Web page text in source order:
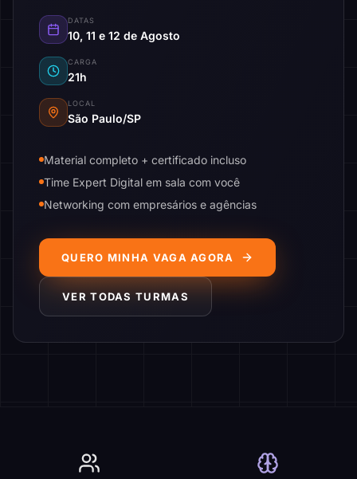
DATAS
10, 11 e 12 de Agosto
CARGA
21h
LOCAL
São Paulo/SP
Material completo + certificado incluso
Time Expert Digital em sala com você
Networking com empresários e agências
QUERO MINHA VAGA AGORA
VER TODAS TURMAS